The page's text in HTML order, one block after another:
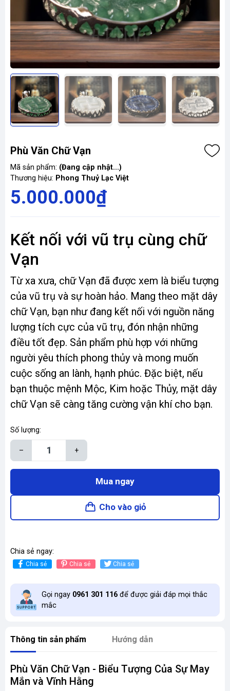
Phù Văn Chữ Vạn
Mã sản phẩm: (Đang cập nhật...)
Thương hiệu: Phong Thuỷ Lạc Việt
5.000.000₫
Kết nối với vũ trụ cùng chữ
Vạn
Từ xa xưa, chữ Vạn đã được xem là biểu tượng
của vũ trụ và sự hoàn hảo. Mang theo mặt dây
chữ Vạn, bạn như đang kết nối với nguồn năng
lượng tích cực của vũ trụ, đón nhận những
điều tốt đẹp. Sản phẩm phù hợp với những
người yêu thích phong thủy và mong muốn
cuộc sống an lành, hạnh phúc. Đặc biệt, nếu
bạn thuộc mệnh Mộc, Kim hoặc Thủy, mặt dây
chữ Vạn sẽ càng tăng cường vận khí cho bạn.
Số lượng:
– +
Mua ngay
Cho vào giỏ
Chia sẻ ngay:
Chia sẻ Chia sẻ Chia sẻ
Gọi ngay 0961 301 116 để được giải đáp mọi thắc
mắc
Thông tin sản phẩm Hướng dẫn
Phù Văn Chữ Vạn - Biểu Tượng Của Sự May
Mắn và Vĩnh Hằng